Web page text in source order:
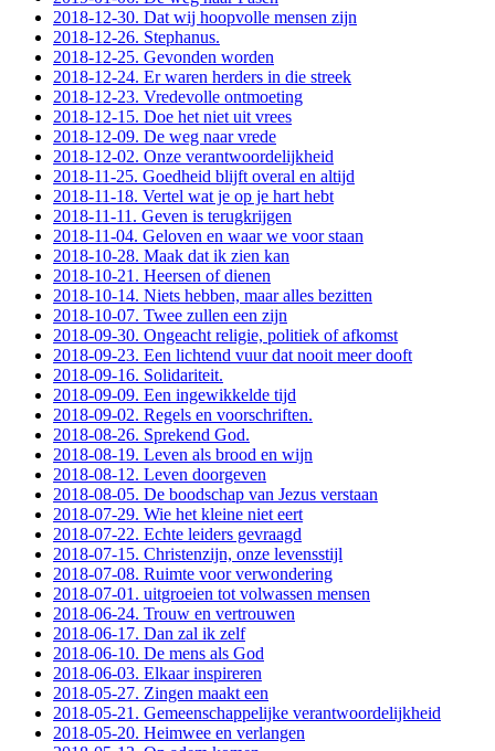
2018-12-30. Dat wij hoopvolle mensen zijn
2018-12-26. Stephanus.
2018-12-25. Gevonden worden
2018-12-24. Er waren herders in die streek
2018-12-23. Vredevolle ontmoeting
2018-12-15. Doe het niet uit vrees
2018-12-09. De weg naar vrede
2018-12-02. Onze verantwoordelijkheid
2018-11-25. Goedheid blijft overal en altijd
2018-11-18. Vertel wat je op je hart hebt
2018-11-11. Geven is terugkrijgen
2018-11-04. Geloven en waar we voor staan
2018-10-28. Maak dat ik zien kan
2018-10-21. Heersen of dienen
2018-10-14. Niets hebben, maar alles bezitten
2018-10-07. Twee zullen een zijn
2018-09-30. Ongeacht religie, politiek of afkomst
2018-09-23. Een lichtend vuur dat nooit meer dooft
2018-09-16. Solidariteit.
2018-09-09. Een ingewikkelde tijd
2018-09-02. Regels en voorschriften.
2018-08-26. Sprekend God.
2018-08-19. Leven als brood en wijn
2018-08-12. Leven doorgeven
2018-08-05. De boodschap van Jezus verstaan
2018-07-29. Wie het kleine niet eert
2018-07-22. Echte leiders gevraagd
2018-07-15. Christenzijn, onze levensstijl
2018-07-08. Ruimte voor verwondering
2018-07-01. uitgroeien tot volwassen mensen
2018-06-24. Trouw en vertrouwen
2018-06-17. Dan zal ik zelf
2018-06-10. De mens als God
2018-06-03. Elkaar inspireren
2018-05-27. Zingen maakt een
2018-05-21. Gemeenschappelijke verantwoordelijkheid
2018-05-20. Heimwee en verlangen